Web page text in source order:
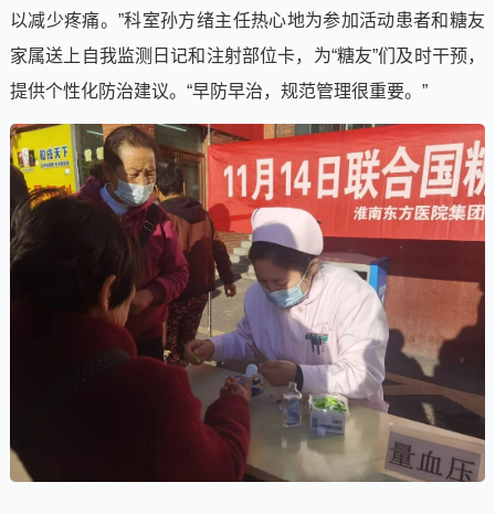
以减少疼痛。”科室孙方绪主任热心地为参加活动患者和糖友
家属送上自我监测日记和注射部位卡，为“糖友”们及时干预，
提供个性化防治建议。“早防早治，规范管理很重要。”